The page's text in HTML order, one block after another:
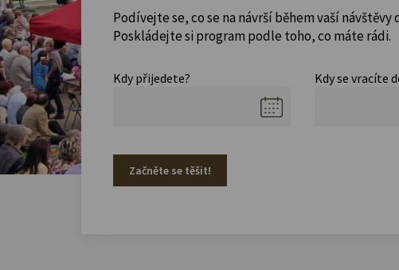
Podívejte se, co se na návrší během vaší návštěvy
Poskládejte si program podle toho, co máte rádi.
Kdy přijedete? Kdy se vracíte
Začněte se těšit!